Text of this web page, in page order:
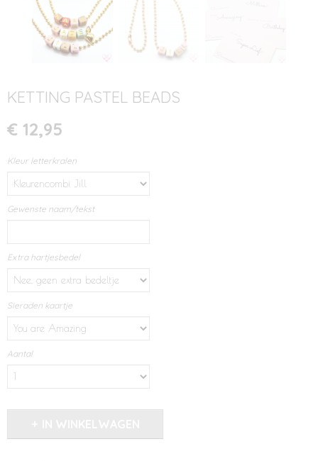
KETTING PASTEL BEADS
€ 12,95
Kleur letterkralen
Gewenste naam/tekst
Extra hartjesbedel
Sieraden kaartje
Aantal